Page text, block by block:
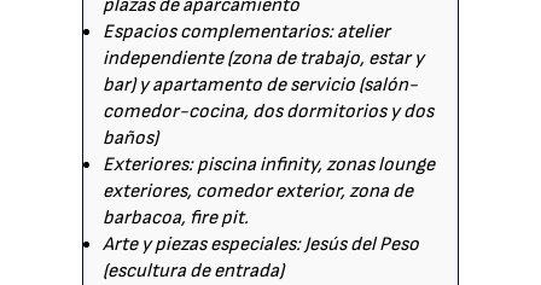
plazas de aparcamiento
Espacios complementarios: atelier
independiente (zona de trabajo, estar y
bar) y apartamento de servicio (salón-
comedor-cocina, dos dormitorios y dos
baños)
Exteriores: piscina infinity, zonas lounge
exteriores, comedor exterior, zona de
barbacoa, fire pit.
Arte y piezas especiales: Jesús del Peso
(escultura de entrada)